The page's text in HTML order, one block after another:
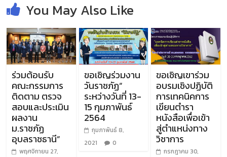
You May Also Like
ร่วมต้อนรับ
คณะกรรมการ
ติดตาม ตรวจ
สอบและประเมิน
ผลงาน
ม.ราชภัฏ
อุบลราชธานี”
พฤศจิกายน 27,
ขอเชิญร่วมงาน
วันราชภัฏ”
ระหว่างวันที่ 13-
15 กุมภาพันธ์
2564
กุมภาพันธ์ 8,
2021
0
ขอเชิญเขาร่วม
อบรมเชิงปฏิบัติ
การเทคนิคการ
เขียนตำรา
หนังสือเพื่อเข้า
สู่ตำแหน่งทาง
วิชาการ
กรกฎาคม 30,